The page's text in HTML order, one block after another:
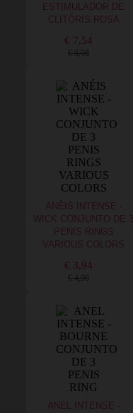
ESTIMULADOR DE
CLITÓRIS ROSA
€ 7,54
€ 9,08
ANÉIS INTENSE -
WICK CONJUNTO DE 3
PENIS RINGS
VARIOUS COLORS
€ 3,94
€ 4,96
ANEL INTENSE -